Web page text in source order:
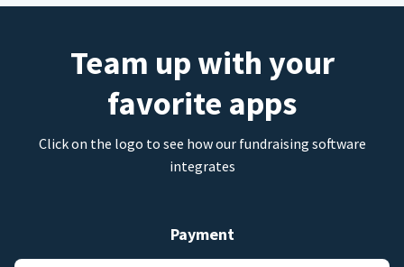
Team up with your
favorite apps
Click on the logo to see how our fundraising software
integrates
Payment